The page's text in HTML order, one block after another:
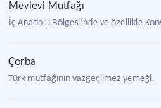
Mevlevi Mutfağı
İç Anadolu Bölgesi’nde ve özellikle
Çorba
Türk mutfağının vazgeçilmez yemeği.